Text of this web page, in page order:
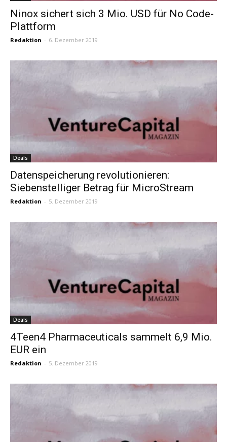
Ninox sichert sich 3 Mio. USD für No Code-
Plattform
Redaktion - 6. Dezember 2019
Deals
Datenspeicherung revolutionieren:
Siebenstelliger Betrag für MicroStream
Redaktion - 5. Dezember 2019
Deals
4Teen4 Pharmaceuticals sammelt 6,9 Mio.
EUR ein
Redaktion - 5. Dezember 2019